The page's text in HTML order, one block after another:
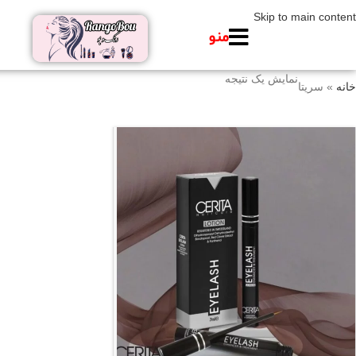
Skip to main content
منو
خانه » سریتا
نمایش یک نتیجه